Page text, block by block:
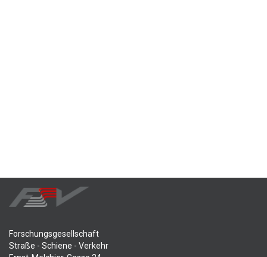
Forschungsgesellschaft
Straße - Schiene - Verkehr